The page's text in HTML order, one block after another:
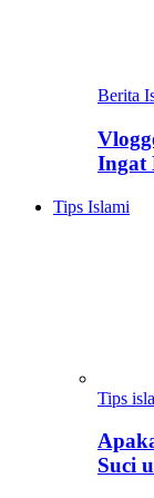
Berita
Ingat
Tips Islami
Tips
Suci